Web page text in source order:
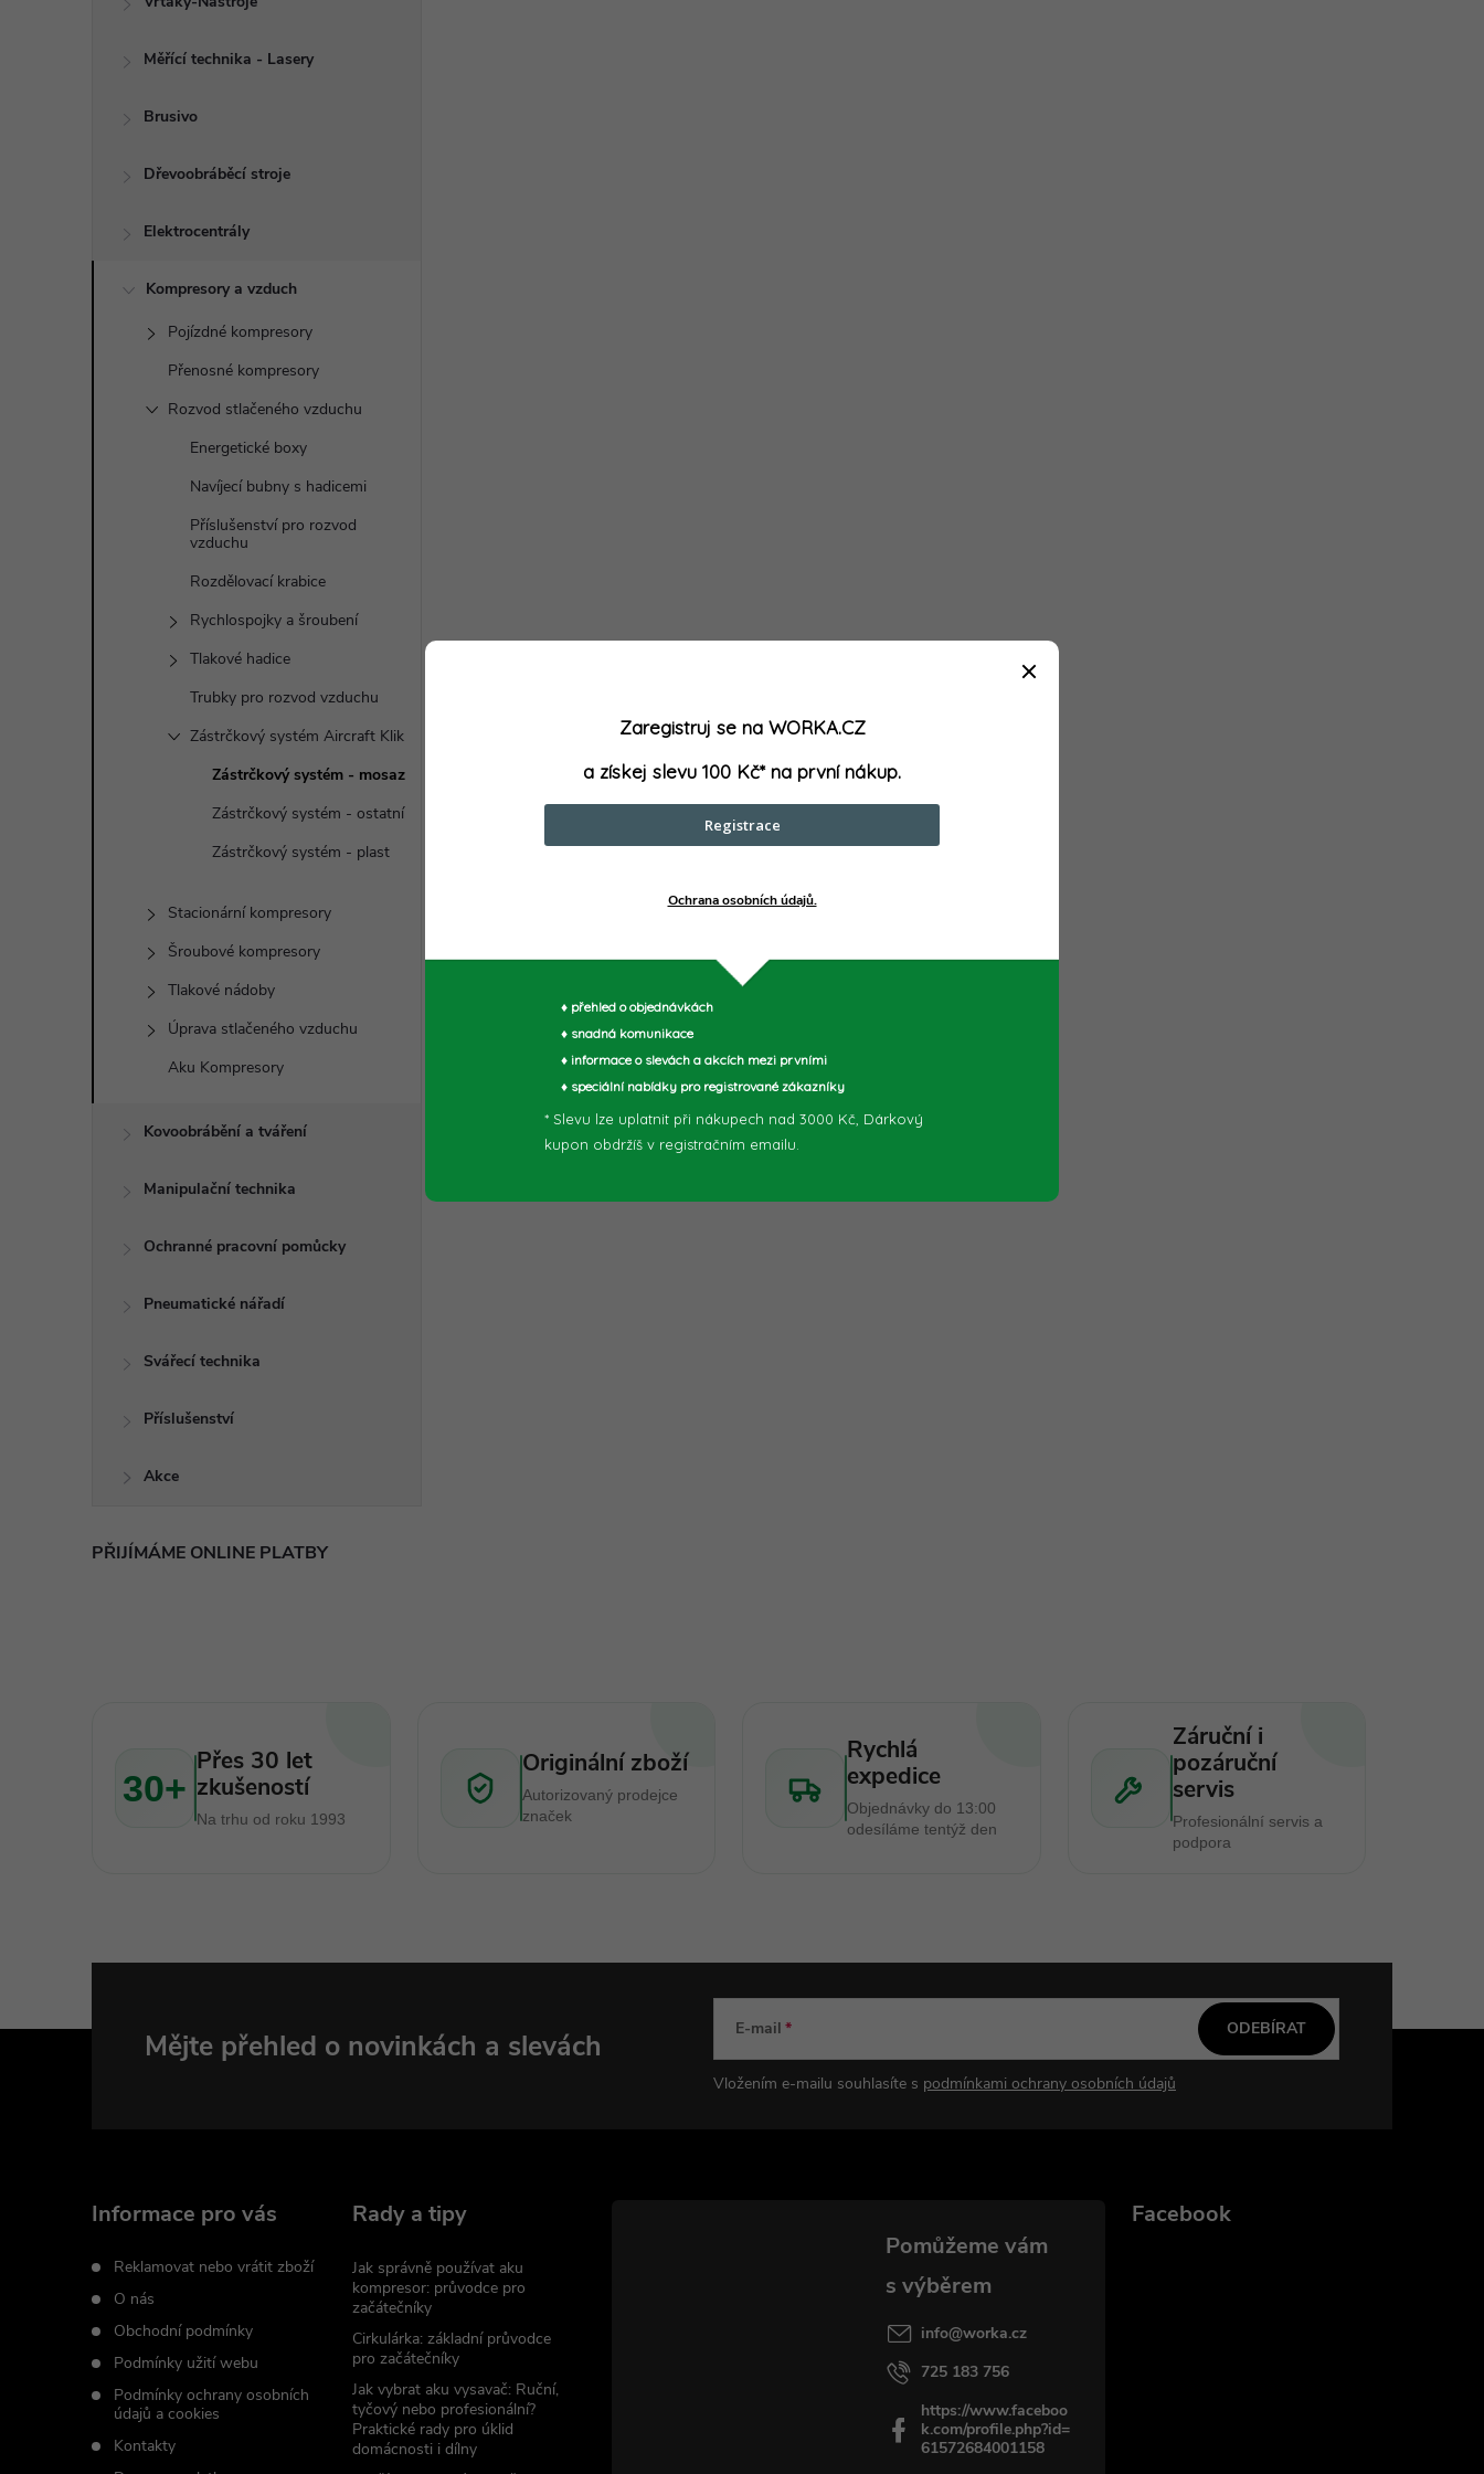
Měřící technika - Lasery
Brusivo
Dřevoobráběcí stroje
Elektrocentrály
Kompresory a vzduch
Pojízdné kompresory
Přenosné kompresory
Rozvod stlačeného vzduchu
Energetické boxy
Navíjecí bubny s hadicemi
Příslušenství pro rozvod
vzduchu
Rozdělovací krabice
Rychlospojky a šroubení
Tlakové hadice
Trubky pro rozvod vzduchu
Zástrčkový systém Aircraft Klik
Zástrčkový systém - mosaz
Zástrčkový systém - ostatní
Zástrčkový systém - plast
Stacionární kompresory
Šroubové kompresory
Tlakové nádoby
Úprava stlačeného vzduchu
Aku Kompresory
Kovoobrábění a tváření
Manipulační technika
Ochranné pracovní pomůcky
Pneumatické nářadí
Svářecí technika
Příslušenství
Akce
PŘIJÍMÁME ONLINE PLATBY
30+
Přes 30 let
zkušeností
Na trhu od roku 1993
Originální zboží
Autorizovaný prodejce
značek
Rychlá
expedice
Objednávky do 13:00
odesíláme tentýž den
Záruční i
pozáruční
servis
Profesionální servis a
podpora
Mějte přehled o novinkách a slevách E-mail
Vložením e-mailu souhlasíte s podmínkami ochrany osobních údajů
ODEBÍRAT
Informace pro vás
Reklamovat nebo vrátit zboží
O nás
Obchodní podmínky
Podmínky užití webu
Podmínky ochrany osobních
údajů a cookies
Kontakty
Rady a tipy
Jak správně používat aku
kompresor: průvodce pro
začátečníky
Cirkulárka: základní průvodce
pro začátečníky
Jak vybrat aku vysavač: Ruční,
tyčový nebo profesionální?
Praktické rady pro úklid
domácnosti i dílny
info@worka.cz
725 183 756
https://www.faceboo
k.com/profile.php?id=
61572684001158
Facebook
Zaregistruj se na WORKA.CZ
a získej slevu 100 Kč* na první nákup.
Registrace
Ochrana osobních údajů.
♦ přehled o objednávkách
♦ snadná komunikace
♦ informace o slevách a akcích mezi prvními
♦ speciální nabídky pro registrované zákazníky
* Slevu lze uplatnit při nákupech nad 3000 Kč, Dárkový
kupon obdržíš v registračním emailu.